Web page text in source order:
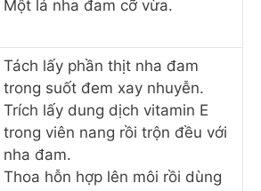
Một lá nha đam cỡ vừa.
Tách lấy phần thịt nha đam
trong suốt đem xay nhuyễn.
Trích lấy dung dịch vitamin E
trong viên nang rồi trộn đều với
nha đam.
Thoa hỗn hợp lên môi rồi dùng